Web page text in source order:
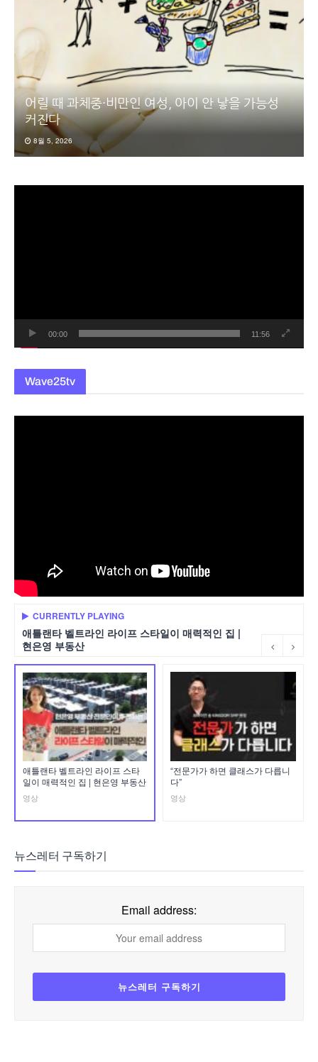
어릴 때 과체중·비만인 여성, 아이 안 낳을 가능성
커진다
8월 5, 2026
00:00 11:56
Wave25tv
CURRENTLY PLAYING
애틀랜타 벨트라인 라이프 스타일이 매력적인 집 |
현은영 부동산
애틀랜타 벨트라인 라이프 스타
일이 매력적인 집 | 현은영 부동산
영상
“전문가가 하면 클래스가 다릅니
다”
영상
뉴스레터 구독하기
Email address: